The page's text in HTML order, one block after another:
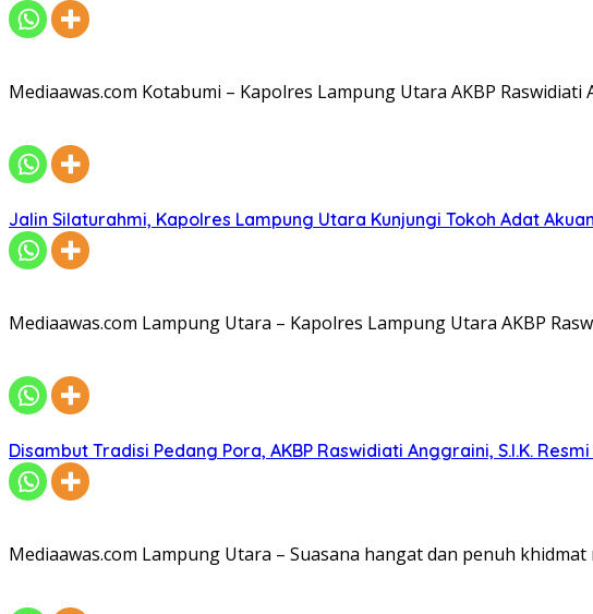
Mediaawas.com Kotabumi – Kapolres Lampung Utara AKBP
Jalin Silaturahmi, Kapolres Lampung Utara Kunjungi Tokoh Adat
Mediaawas.com Lampung Utara – Kapolres Lampung Utara AKBP
Disambut Tradisi Pedang Pora, AKBP Raswidiati Anggraini, S.I.K.
Mediaawas.com Lampung Utara – Suasana hangat dan penuh